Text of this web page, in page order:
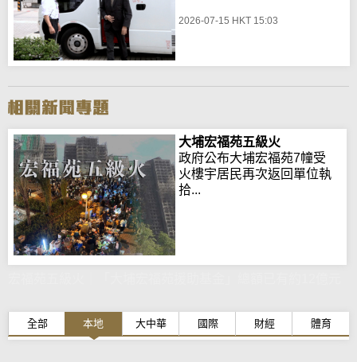
2026-07-15 HKT 15:03
大埔宏福苑五級火
政府公布大埔宏福苑7幢受
火樓宇居民再次返回單位執
拾...
全部 本地 大中華 國際 財經 體育